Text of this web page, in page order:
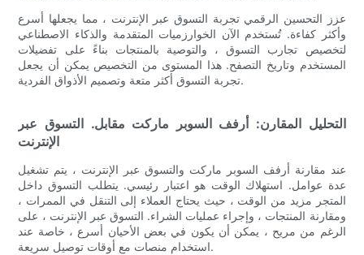
عزز التحسين الرقمي تجربة التسوق عبر الإنترنت ، مما يجعلها أسرع
وأكثر كفاءة. تُستخدم الآن الخوارزميات المتقدمة والذكاء الاصطناعي
لتخصيص تجارب التسوق ، والتوصية بالمنتجات بناءً على تفضيلات
المستخدم وتاريخ التصفح. هذا المستوى من التخصيص يمكن أن يجعل
تجربة التسوق أكثر متعة وتصميم الأذواق الفردية.
التحليل المقارن: أرفف السوبر ماركت مقابل. التسوق عبر
الإنترنت
عند مقارنة أرفف السوبر ماركت والتسوق عبر الإنترنت ، يتم تشغيل
عدة عوامل. استهلاك الوقت هو اعتبار رئيسي. يتطلب التسوق داخل
المتجر مزيد من الوقت ، حيث يحتاج العملاء إلى التنقل في الممرات ،
ومقارنة المنتجات ، وإجراء عمليات الشراء. التسوق عبر الإنترنت ، على
الرغم من مريح ، يمكن أن يكون في بعض الأحيان أسرع ، خاصة عند
استخدام منصات مع أوقات توصيل سريعة.